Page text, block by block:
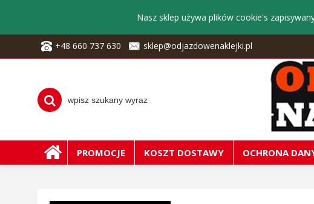
Nasz sklep używa plików cookie's
+48 660 737 630 sklep@odjazdowenaklejki.pl
PROMOCJE KOSZT DOSTAWY OCHRONA